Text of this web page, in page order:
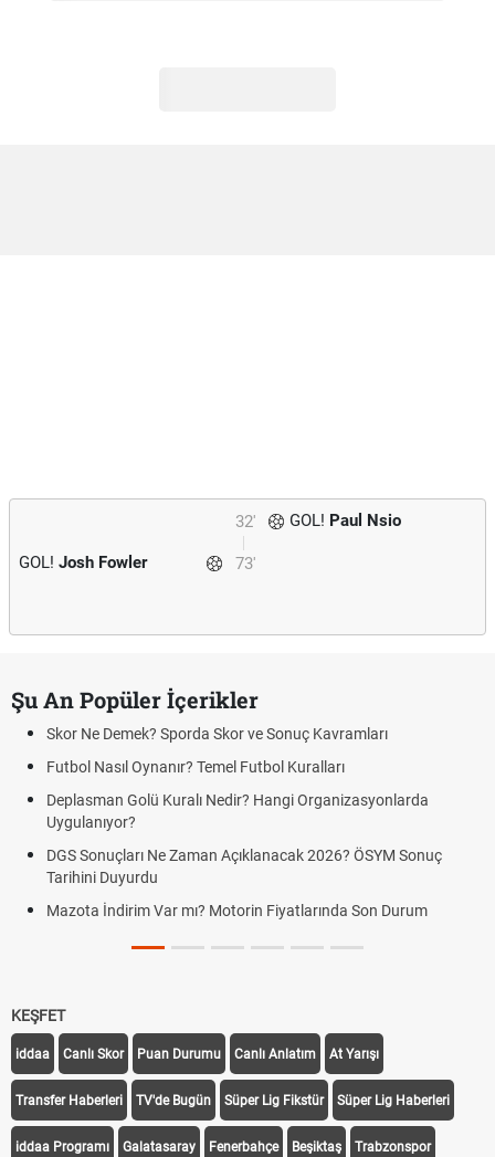
32' GOL! Paul Nsio
73'
GOL! Josh Fowler
Şu An Popüler İçerikler
Skor Ne Demek? Sporda Skor ve Sonuç Kavramları
Futbol Nasıl Oynanır? Temel Futbol Kuralları
Deplasman Golü Kuralı Nedir? Hangi Organizasyonlarda
Uygulanıyor?
DGS Sonuçları Ne Zaman Açıklanacak 2026? ÖSYM Sonuç
Tarihini Duyurdu
Mazota İndirim Var mı? Motorin Fiyatlarında Son Durum
KEŞFET
iddaa Canlı Skor Puan Durumu Canlı Anlatım At Yarışı
Transfer Haberleri TV'de Bugün Süper Lig Fikstür Süper Lig Haberleri
iddaa Programı Galatasaray Fenerbahçe Beşiktaş Trabzonspor